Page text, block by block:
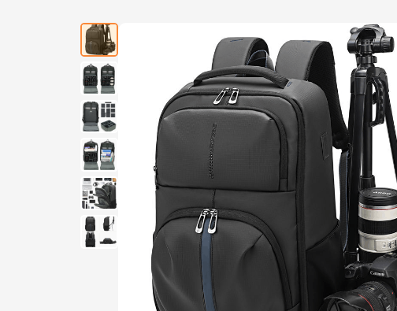
camera drone backpack 16”
laptop ergonomique | sac à
dos photographie